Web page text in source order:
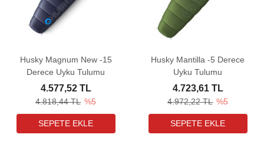
Husky Magnum New -15
Derece Uyku Tulumu
4.818,44 TL %5
4.577,52 TL
Husky Mantilla -5 Derece
Uyku Tulumu
4.972,22 TL %5
4.723,61 TL